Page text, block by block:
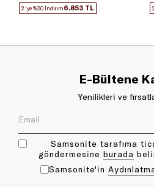
2.'ye %30 İndirim6.853 TL
E-Bültene
Yenilikleri ve
Samsonite tarafıma
göndermesine bu rada
Samsonite'in